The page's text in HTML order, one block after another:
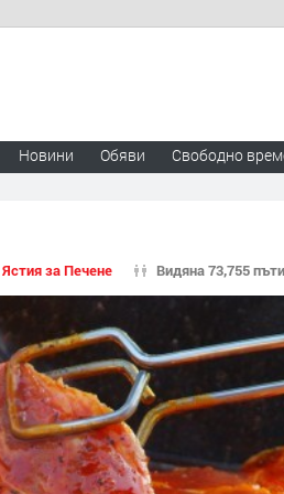
Новини Обяви Свободно
Ястия за Печене Видяна 73,755 пъти